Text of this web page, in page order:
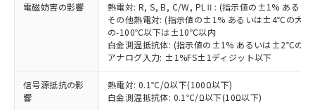
電磁妨害の影響
熱電対: R, S, B, C/W, PLⅡ: (指示値の±1% ある
その他熱電対: (指示値の±1% あるいは±4℃の大き
の-100℃以下は±10℃以内
白金測温抵抗体: (指示値の±1% あるいは±2℃の大
アナログ入力: ±1%FS±1ディジット以下
信号源抵抗の影
響
熱電対: 0.1℃/Ω以下(100Ω以下)
白金測温抵抗体: 0.1℃/Ω以下(10Ω以下)